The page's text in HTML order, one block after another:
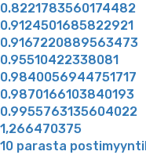
0.8221783560174482
0.9124501685822921
0.9167220889563473
0.95510422338081
0.9840056944751717
0.9870166103840193
0.9955763135604022
1,266470375
10 parasta